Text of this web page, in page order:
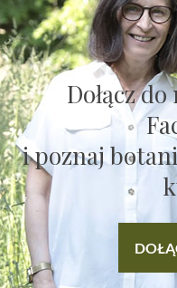
Dołącz
i poznaj